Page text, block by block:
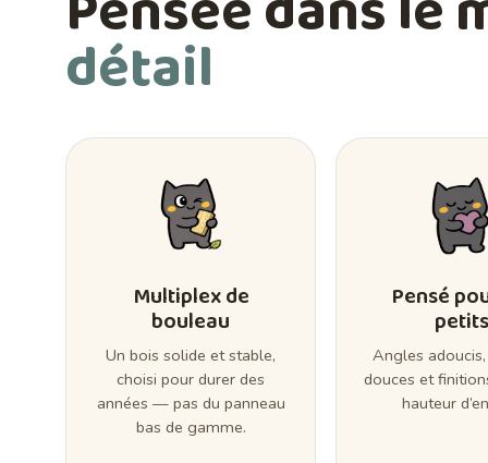
détail
Multiplex de
bouleau
Un bois solide et stable,
choisi pour durer des
années — pas du panneau
bas de gamme.
Pensé
petits
Angles
douces et
hauteur